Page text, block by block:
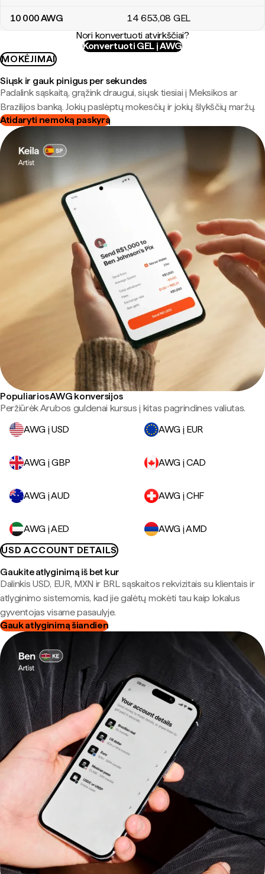
10 000AWG 14 653,08 GEL
Nori konvertuoti atvirkščiai?
Konvertuoti GEL į AWG
MOKĖJIMAI
Siųsk ir gauk pinigus per sekundes
Padalink sąskaitą, grąžink draugui, siųsk tiesiai į Meksikos ar
Brazilijos banką. Jokių paslėptų mokesčių ir jokių šlykščių maržų.
Atidaryti nemoką paskyrą
Populiarios AWG konversijos
Peržiūrėk Arubos guldenai kursus į kitas pagrindines valiutas.
AWG į USD
AWG į EUR
AWG į GBP AWG į CAD
AWG į AUD AWG į CHF
AWG į AED
AWG į AMD
USD ACCOUNT DETAILS
Gaukite atlyginimą iš bet kur
Dalinkis USD, EUR, MXN ir BRL sąskaitos rekvizitais su klientais ir
atlyginimo sistemomis, kad jie galėtų mokėti tau kaip lokalus
gyventojas visame pasaulyje.
Gauk atlyginimą šiandien